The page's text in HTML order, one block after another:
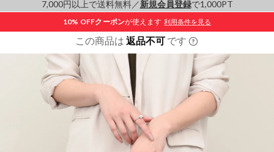
7,000円以上で送料無料／新規会員登録で1,000PT
10% OFFクーポンが使えます 利用条件を見る
この商品は 返品不可 です